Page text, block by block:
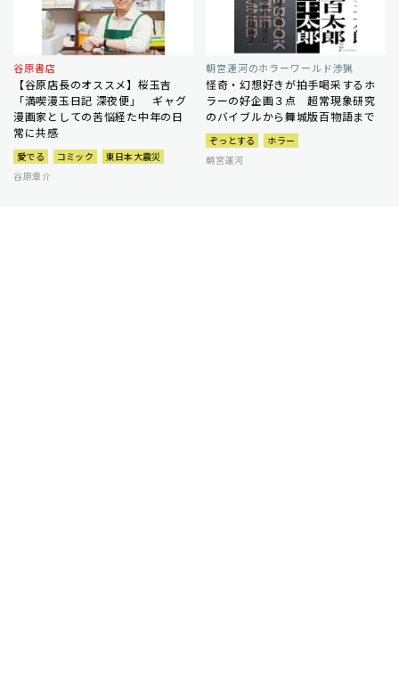
谷原書店
【谷原店長のオススメ】桜玉吉
「満喫漫玉日記 深夜便」 ギャグ
漫画家としての苦悩経た中年の日
常に共感
愛でる コミック
東日本大震災
谷原章介
朝宮運河のホラーワールド渉猟
怪奇・幻想好きが拍手喝采するホ
ラーの好企画３点 超常現象研究
のバイブルから舞城版百物語まで
ぞっとする
ホラー
朝宮運河